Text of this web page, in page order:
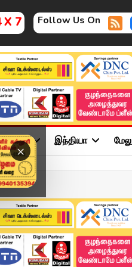
X 7 Follow Us On
×
இந்தியா